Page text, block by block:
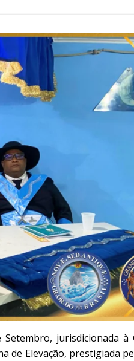
jurisdicionada à
de Elevação, prestigiada